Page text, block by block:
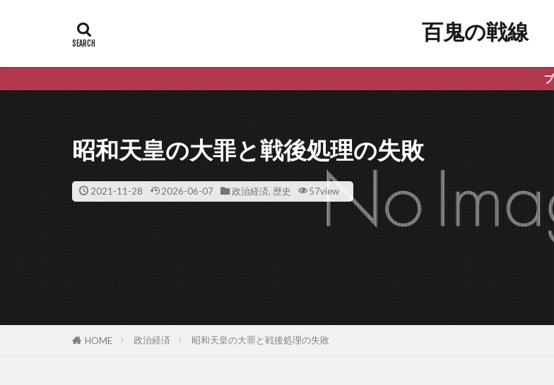
百鬼の戦線
ブロガー/アフィ
昭和天皇の大罪と戦後処理の失敗
2021-11-28 2026-06-07 政治経済, 歴史 57view
HOME 政治経済 昭和天皇の大罪と戦後処理の失敗